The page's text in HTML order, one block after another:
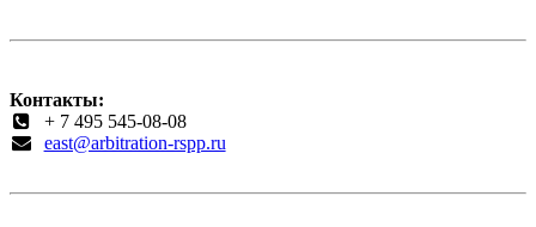
Контакты:
+ 7 495 545-08-08
east@arbitration-rspp.ru